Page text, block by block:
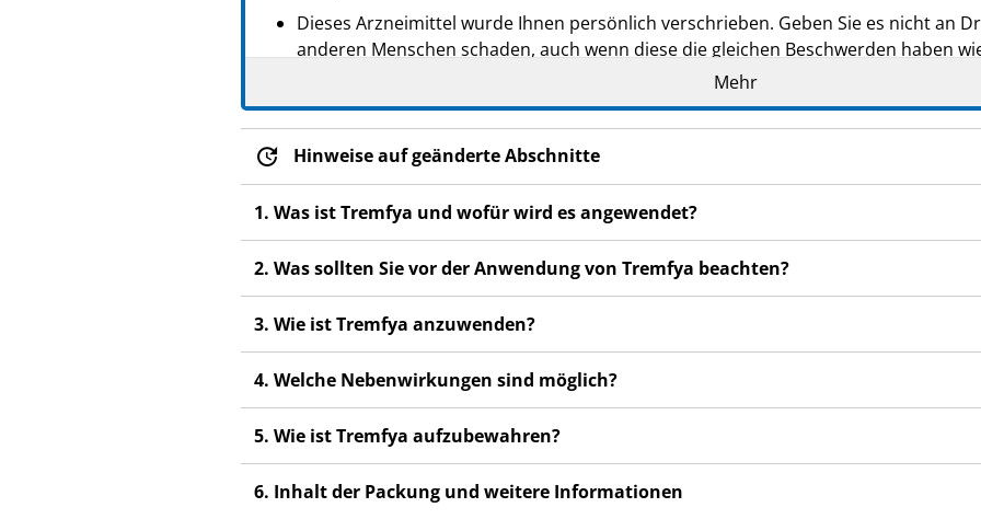
Dieses Arzneimittel wurde Ihnen persönlich verschrieben. Geben Sie es nicht an
anderen Menschen schaden, auch wenn diese die gleichen Beschwerden haben
Wenn Sie Nebenwirkungen bemerken, wenden Sie sich an Ihren Arzt, Apotheker
Fachpersonal. Dies gilt auch für Nebenwirkungen, die nicht in dieser
Mehr
Hinweise auf geänderte Abschnitte
1. Was ist Tremfya und wofür wird es angewendet?
2. Was sollten Sie vor der Anwendung von Tremfya beachten?
3. Wie ist Tremfya anzuwenden?
4. Welche Nebenwirkungen sind möglich?
5. Wie ist Tremfya aufzubewahren?
6. Inhalt der Packung und weitere Informationen